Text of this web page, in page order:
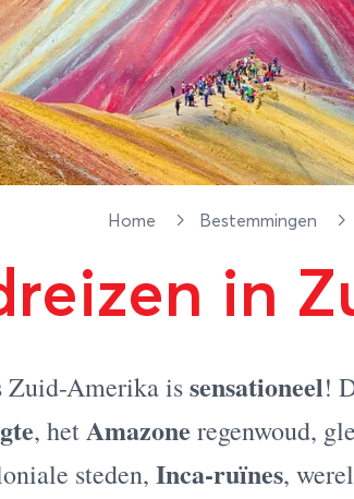
Home Bestemmingen
in
Zuid-Amerika issensationeel!
, hetAmazone regenwoud,
steden, Inca-ruïnes,